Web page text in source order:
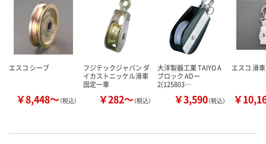
エスコ シーブ
￥8,448～（税込）
フジテックジャパン ダ
イカストニッケル滑車
固定一車
￥282～（税込）
大洋製器工業 TAIYO A
ブロック ADー
2(125803…
￥3,590（税込）
エスコ 滑
￥